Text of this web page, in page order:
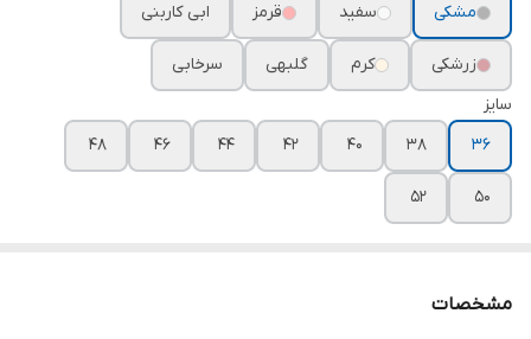
مشکی
سفید قرمز ابی کاربنی
زرشکی کرم گلبهی
سرخابی
سایز
۳۶
۳۸ ۴۰ ۴۲ ۴۴ ۴۶ ۴۸
۵۰ ۵۲
مشخصات